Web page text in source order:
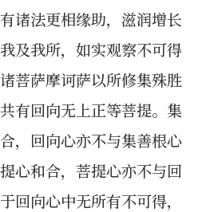
诸法更相缘助，滋润增长
及我所，如实观察不可得
菩萨摩诃萨以所修集殊胜
有回向无上正等菩提。集
，回向心亦不与集善根心
心和合，菩提心亦不与回
回向心中无所有不可得，